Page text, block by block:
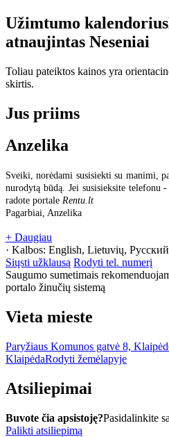
Užimtumo kalendorius
atnaujintas Neseniai
Toliau pateiktos kainos yra
skirtis.
Jus priims
Anzelika
Sveiki, norėdami susisiekti su manimi,
nurodytą būdą. Jei susisieksite telefonu
radote portale Rentu.lt
Pagarbiai, Anzelika
+ Daugiau
· Kalbos: English, Lietuvių, Русский
Siųsti užklausą Rodyti tel. numerį
Saugumo sumetimais
portalo žinučių sistemą
Vieta mieste
Paryžiaus Komunos gatvė 8,
KlaipėdaRodyti žemėlapyje
Atsiliepimai
Buvote čia apsistoję?Pasidalinkite
Palikti atsiliepimą